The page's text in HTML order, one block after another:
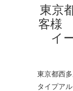
東京
客様
イ
東京都西
タイプア